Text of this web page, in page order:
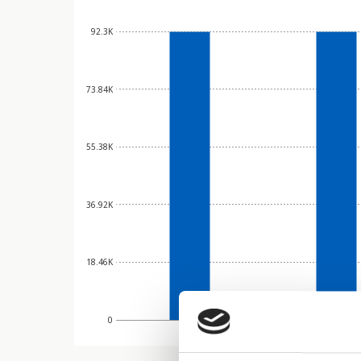
0
18.46K
36.92K
55.38K
73.84K
92.3K
1970